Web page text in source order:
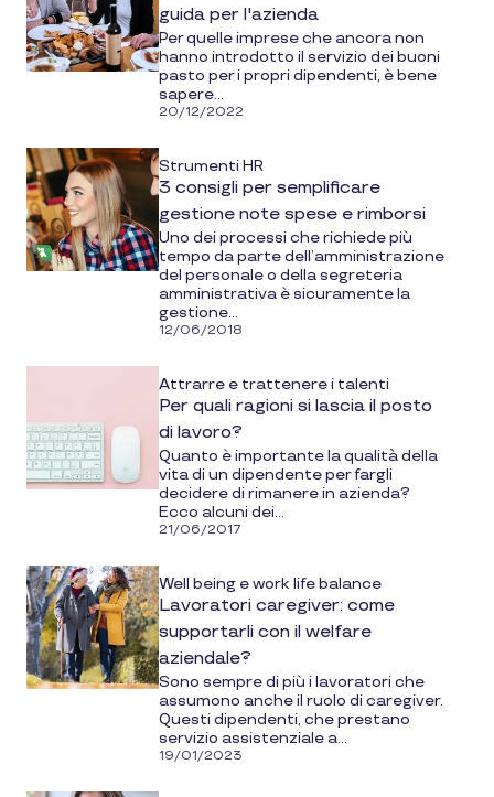
guida per l'azienda
Per quelle imprese che ancora non
hanno introdotto il servizio dei buoni
pasto per i propri dipendenti, è bene
sapere...
20/12/2022
Strumenti HR
3 consigli per semplificare
gestione note spese e rimborsi
Uno dei processi che richiede più
tempo da parte dell’amministrazione
del personale o della segreteria
amministrativa è sicuramente la
gestione...
12/06/2018
Attrarre e trattenere i talenti
Per quali ragioni si lascia il posto
di lavoro?
Quanto è importante la qualità della
vita di un dipendente per fargli
decidere di rimanere in azienda?
Ecco alcuni dei...
21/06/2017
Well being e work life balance
Lavoratori caregiver: come
supportarli con il welfare
aziendale?
Sono sempre di più i lavoratori che
assumono anche il ruolo di caregiver.
Questi dipendenti, che prestano
servizio assistenziale a...
19/01/2023